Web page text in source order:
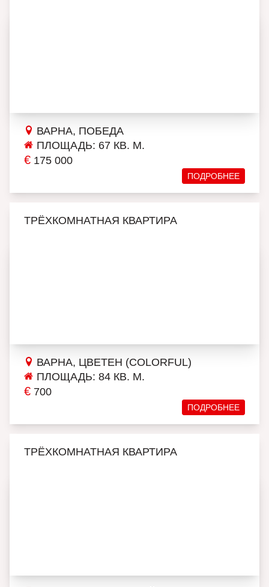
ВАРНА, ПОБЕДА
ПЛОЩАДЬ: 67 КВ. М.
€ 175 000
ПОДРОБНЕЕ
ТРЁХКОМНАТНАЯ КВАРТИРА
ВАРНА, ЦВЕТЕН (COLORFUL)
ПЛОЩАДЬ: 84 КВ. М.
€ 700
ПОДРОБНЕЕ
ТРЁХКОМНАТНАЯ КВАРТИРА